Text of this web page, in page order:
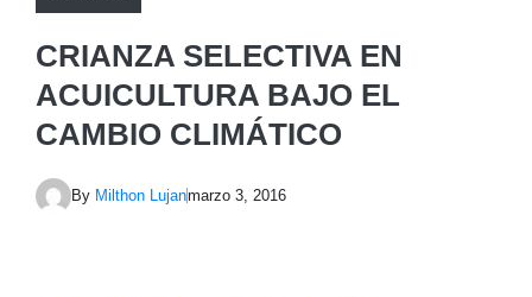
CRIANZA SELECTIVA EN
ACUICULTURA BAJO EL
CAMBIO CLIMÁTICO
By Milthon Lujanmarzo 3, 2016